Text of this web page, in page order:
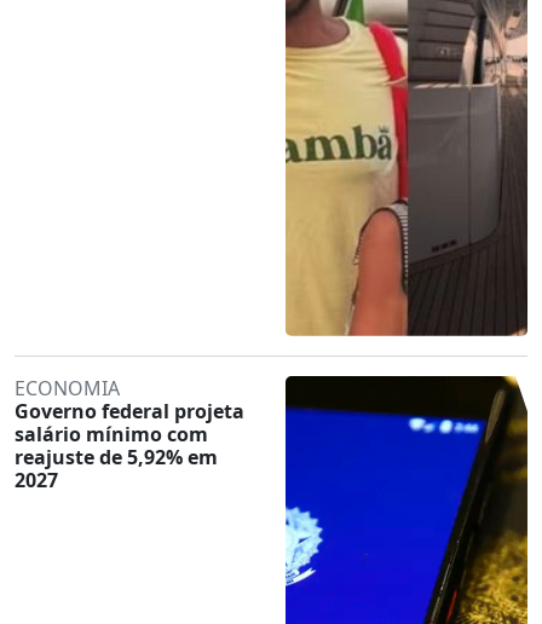
ECONOMIA
Governo federal projeta
salário mínimo com
reajuste de 5,92% em
2027